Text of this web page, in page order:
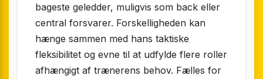
bageste geledder, muligvis som back eller
central forsvarer. Forskelligheden kan
hænge sammen med hans taktiske
fleksibilitet og evne til at udfylde flere roller
afhængigt af trænerens behov. Fælles for